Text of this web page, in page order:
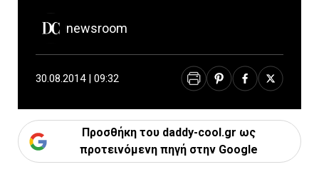
newsroom
30.08.2014 | 09:32
Προσθήκη του daddy-cool.gr ως
προτεινόμενη πηγή στην Google